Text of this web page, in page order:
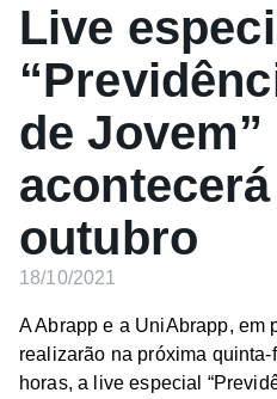
Live
de Jovem”
outubro
18/10/2021
A Abrapp e a UniAbrapp, em
realizarão na próxima
horas, a live especial